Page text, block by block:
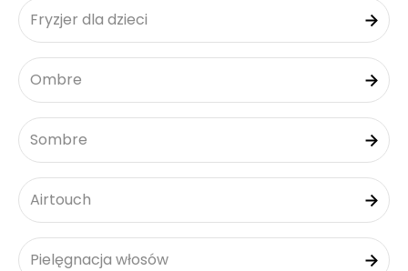
Fryzjer dla dzieci
Ombre
Sombre
Airtouch
Pielęgnacja włosów